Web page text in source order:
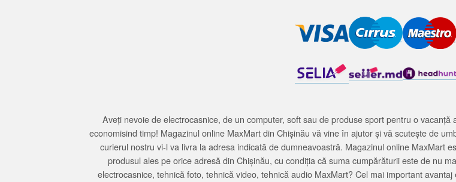
Aveți nevoie de electrocasnice, de un computer, soft sau de produse sport pentru o
economisind timp! Magazinul online MaxMart din Chișinău vă vine în ajutor și vă scutește de
curierul nostru vi-l va livra la adresa indicată de dumneavoastră. Magazinul online MaxMart
produsul ales pe orice adresă din Chișinău, cu condiția că suma cumpărăturii este de nu
electrocasnice, tehnică foto, tehnică video, tehnică audio MaxMart? Cel mai important